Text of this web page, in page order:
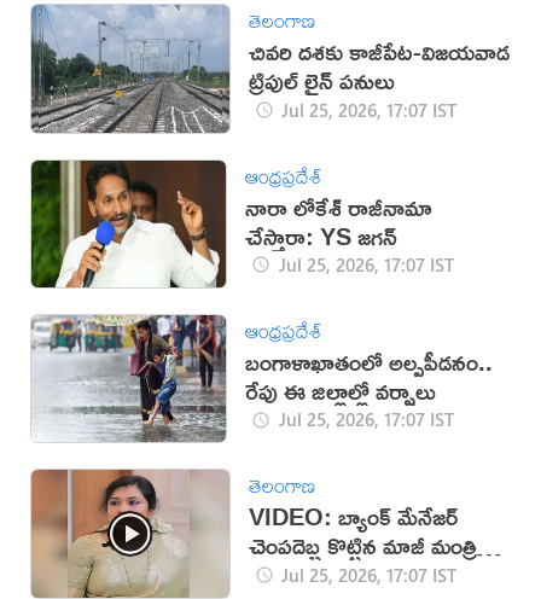
తెలంగాణ
చివరి దశకు కాజీపేట-విజయవాడ
ట్రిపుల్ లైన్ పనులు
Jul 25, 2026, 17:07 IST
ఆంధ్రప్రదేశ్
నారా లోకేశ్ రాజీనామా
చేస్తారా: YS జగన్
Jul 25, 2026, 17:07 IST
ఆంధ్రప్రదేశ్
బంగాళాఖాతంలో అల్పపీడనం..
రేపు ఈ జిల్లాల్లో వర్షాలు
Jul 25, 2026, 17:07 IST
తెలంగాణ
VIDEO: బ్యాంక్ మేనేజర్
చెంపదెబ్బ కొట్టిన మాజీ మంత్రి
కూతురు
Jul 25, 2026, 17:07 IST